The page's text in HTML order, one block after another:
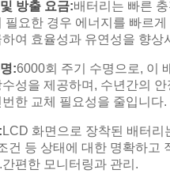
방출 요금:배터리는 빠른
필요한 경우 에너지를 빠르게
여 효율성과 유연성을 향상
:6000회 주기 수명으로, 이
성을 제공하며, 수년간의
한 교체 필요성을 줄입니다.
LCD 화면으로 장착된 배터리
건 등 상태에 대한 명확하고
편한 모니터링과 관리.